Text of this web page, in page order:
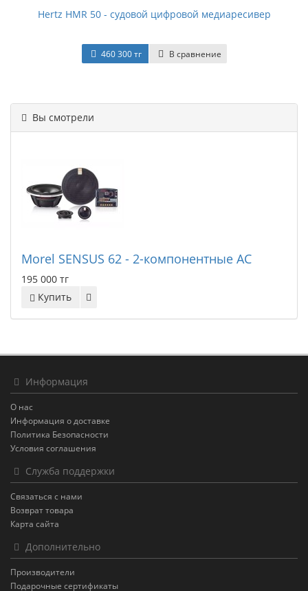
Hertz HMR 50 - судовой цифровой медиаресивер
460 300 тг В сравнение
Вы смотрели
Morel SENSUS 62 - 2-компонентные АС
195 000 тг
Купить
Информация
О нас
Информация о доставке
Политика Безопасности
Условия соглашения
Служба поддержки
Связаться с нами
Возврат товара
Карта сайта
Дополнительно
Производители
Подарочные сертификаты